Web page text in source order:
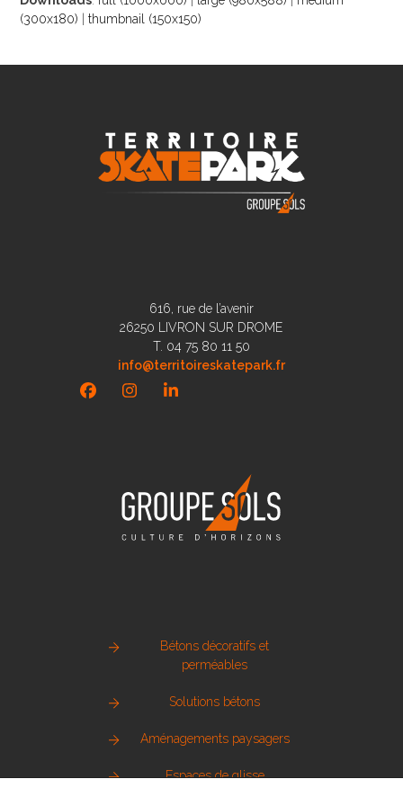
(300x180) |thumbnail (150x150)
616, rue de l’avenir
26250 LIVRON SUR DROME
T. 04 75 80 11 50
info@territoireskatepark.fr
FacebookInstagramLinkedIn
Bétons décoratifs et
perméables
Solutions bétons
Aménagements paysagers
Espaces de glisse